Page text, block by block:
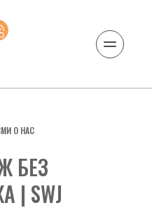
О НАС
БЕЗ
| SWJ